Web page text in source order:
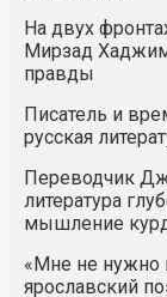
На двух
Мирзад
правды
Писатель и
русская
Переводчик
литература
мышление
«Мне не нужно
ярославский